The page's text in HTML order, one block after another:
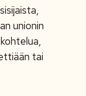
unionin
tai